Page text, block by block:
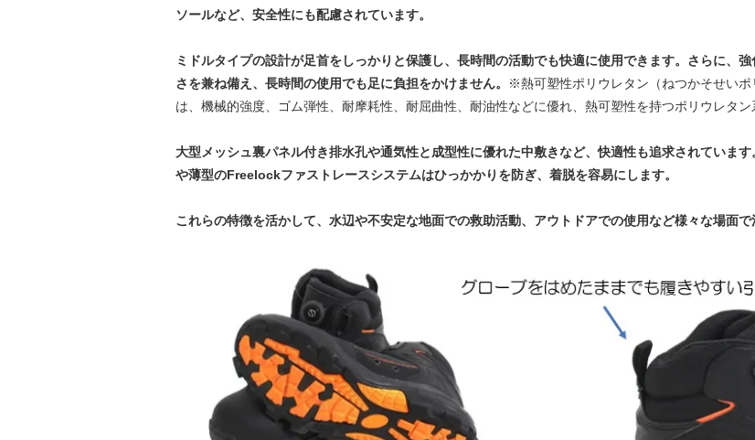
ソールなど、安全性にも配慮されています。
ミドルタイプの設計が足首をしっかりと保護し、長時間の活動でも快適に使用できます。さらに、
さを兼ね備え、長時間の使用でも足に負担をかけません。
※熱可塑性ポリウレタン（ねつかそせい
は、機械的強度、ゴム弾性、耐摩耗性、耐屈曲性、耐油性などに優れ、熱可塑性を持つポリウレタ
大型メッシュ裏パネル付き排水孔や通気性と成型性に優れた中敷きなど、快適性も追求されていま
や薄型のFreelockファストレースシステムはひっかかりを防ぎ、着脱を容易にします。
これらの特徴を活かして、水辺や不安定な地面での救助活動、アウトドアでの使用など様々な場面で